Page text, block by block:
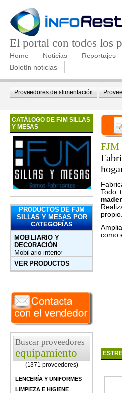
El portal con todos los
Home Noticias Reportajes
Boletín noticias
Proveedores de alimentación
CATÁLOGO DE FJM SILLAS
Y MESAS
PRODUCTOS DE FJM
SILLAS Y MESAS POR
CATEGORÍAS
MOBILIARIO Y
DECORACIÓN
Mobiliario interior
VER PRODUCTOS
Buscar proveedores
equipamiento
(1371 proveedores)
LENCERÍA Y UNIFORMES
LIMPIEZA E HIGIENE
FJM
Todo
propio.
como